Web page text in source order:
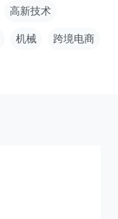
高新技术
机械 跨境电商